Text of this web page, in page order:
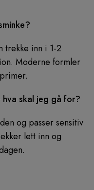
trekke inn i 1-2
Moderne formler
skal jeg gå for?
og passer sensitiv
lett inn og